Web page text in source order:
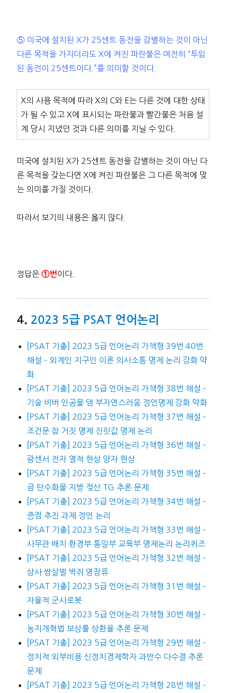
⑤ 미국에 설치된 X가 25센트 동전을 감별하는 것이 아닌
다른 목적을 가지더라도 X에 켜진 파란불은 여전히 “투입
된 동전이 25센트이다.”를 의미할 것이다.
X의 사용 목적에 따라 X의 C와 E는 다른 것에 대한 상태
가 될 수 있고 X에 표시되는 파란불과 빨간불은 처음 설
계 당시 지녔던 것과 다른 의미를 지닐 수 있다.
미국에 설치된 X가 25센트 동전을 감별하는 것이 아닌 다
른 목적을 갖는다면 X에 켜진 파란불은 그 다른 목적에 맞
는 의미를 가질 것이다.
따라서 보기의 내용은 옳지 않다.
정답은 ①번 이다.
2023 5급 PSAT 언어논리
[PSAT 기출] 2023 5급 언어논리 가책형 39번 40번
해설 – 외계인 지구인 이론 의사소통 명제 논리 강화 약
화
[PSAT 기출] 2023 5급 언어논리 가책형 38번 해설 –
기술 비버 인공물 댐 부자연스러움 정언명제 강화 약화
[PSAT 기출] 2023 5급 언어논리 가책형 37번 해설 –
조건문 참 거짓 명제 진릿값 명제 논리
[PSAT 기출] 2023 5급 언어논리 가책형 36번 해설 –
광센서 전자 열적 현상 양자 현상
[PSAT 기출] 2023 5급 언어논리 가책형 35번 해설 –
곰 탄수화물 지방 젖산 TG 추론 문제
[PSAT 기출] 2023 5급 언어논리 가책형 34번 해설 –
중점 추진 과제 정언 논리
[PSAT 기출] 2023 5급 언어논리 가책형 33번 해설 –
사무관 배치 환경부 통일부 교육부 명제논리 논리퀴즈
[PSAT 기출] 2023 5급 언어논리 가책형 32번 해설 –
상사 쌍살벌 박쥐 영장류
[PSAT 기출] 2023 5급 언어논리 가책형 31번 해설 –
자율적 군사로봇
[PSAT 기출] 2023 5급 언어논리 가책형 30번 해설 –
농지개혁법 보상률 상환율 추론 문제
[PSAT 기출] 2023 5급 언어논리 가책형 29번 해설 –
정치적 외부비용 신정치경제학자 과반수 다수결 추론
문제
[PSAT 기출] 2023 5급 언어논리 가책형 28번 해설 –